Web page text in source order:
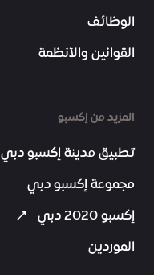
الوظائف
القوانين والأنظمة
المزيد من إكسبو
تطبيق مدينة إكسبو دبي
مجموعة إكسبو دبي
إكسبو 2020 دبي
الموردين